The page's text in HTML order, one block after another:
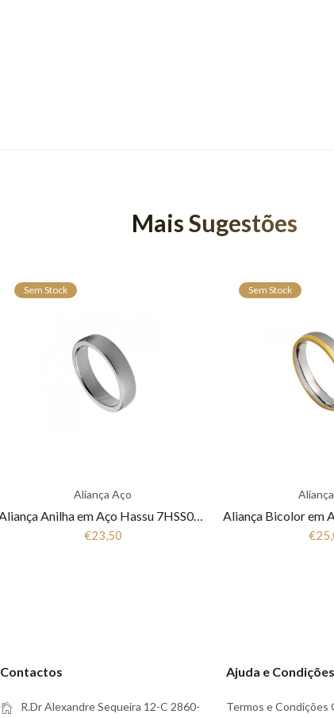
Mais Sugestões
Sem Stock
Aliança Aço
Aliança Anilha em Aço Hassu 7HSS010148
€23,50
Sem Stock
Contactos
R.Dr Alexandre Sequeira 12-C 2860-
Ajuda e Condições
Termos e Condições